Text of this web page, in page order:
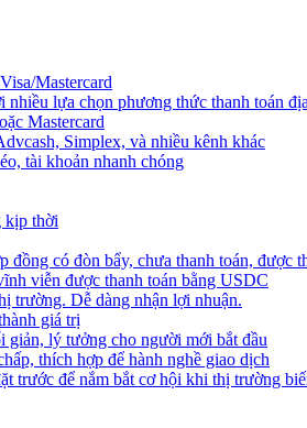
Mastercard
nhiều lựa chọn phương thức thanh toán
Mastercard
Simplex, và nhiều kênh khác
tài khoản nhanh chóng
kịp thời
đồng có đòn bẩy, chưa thanh toán, được
viễn được thanh toán bằng USDC
trường. Dễ dàng nhận lợi nhuận.
giá trị
giản, lý tưởng cho người mới bắt đầu
thích hợp để hành nghề giao dịch
trước để nắm bắt cơ hội khi thị trường